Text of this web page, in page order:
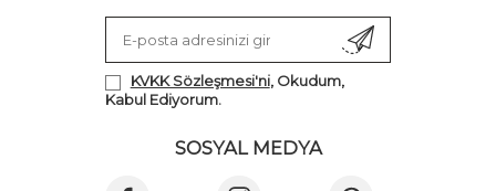
KVKK Sözleşmesi'ni, Okudum,
Kabul Ediyorum.
SOSYAL MEDYA